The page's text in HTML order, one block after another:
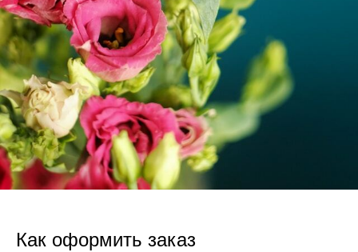
Как оформить заказ